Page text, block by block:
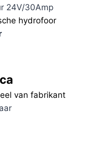
24V/30Amp
hydrofoor
van fabrikant